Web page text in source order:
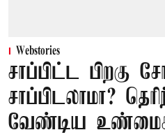
Webstories
சாப்பிட்ட பிறகு
சாப்பிடலாமா?
வேண்டிய